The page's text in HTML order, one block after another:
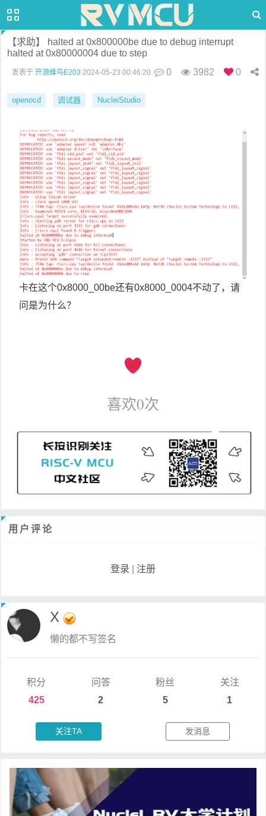
【求助】 halted at 0x800000be due to debug interrupt
halted at 0x80000004 due to step
发表于 开源蜂鸟E203 2024-05-23 00:46:20 0 3982 0
openocd 调试器 NucleiStudio
卡在这个0x8000_00be还有0x8000_0004不动了，请
问是为什么？
喜欢0次
用户评论
登录 注册
X
懒的都不写签名
积分
425
问答
2
粉丝
5
关注
1
关注TA 发消息